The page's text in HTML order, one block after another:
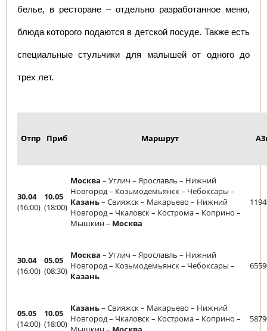
белье, в ресторане – отдельно разработанное меню,
блюда которого подаются в детской посуде. Также есть
специальные стульчики для малышей от одного до
трех лет.
Отпр Приб Маршрут
30.04
(16:00)
10.05
(18:00)
Москва – Углич – Ярославль – Нижний
Новгород – Козьмодемьянск – Чебоксары –
Казань– Свияжск – Макарьево – Нижний
Новгород – Чкаловск – Кострома – Коприно –
Мышкин – Москва
30.04
(16:00)
05.05
(08:30)
Москва – Углич – Ярославль – Нижний
Новгород – Козьмодемьянск – Чебоксары –
Казань
05.05
(14:00)
10.05
(18:00)
Казань– Свияжск – Макарьево – Нижний
Новгород – Чкаловск – Кострома – Коприно –